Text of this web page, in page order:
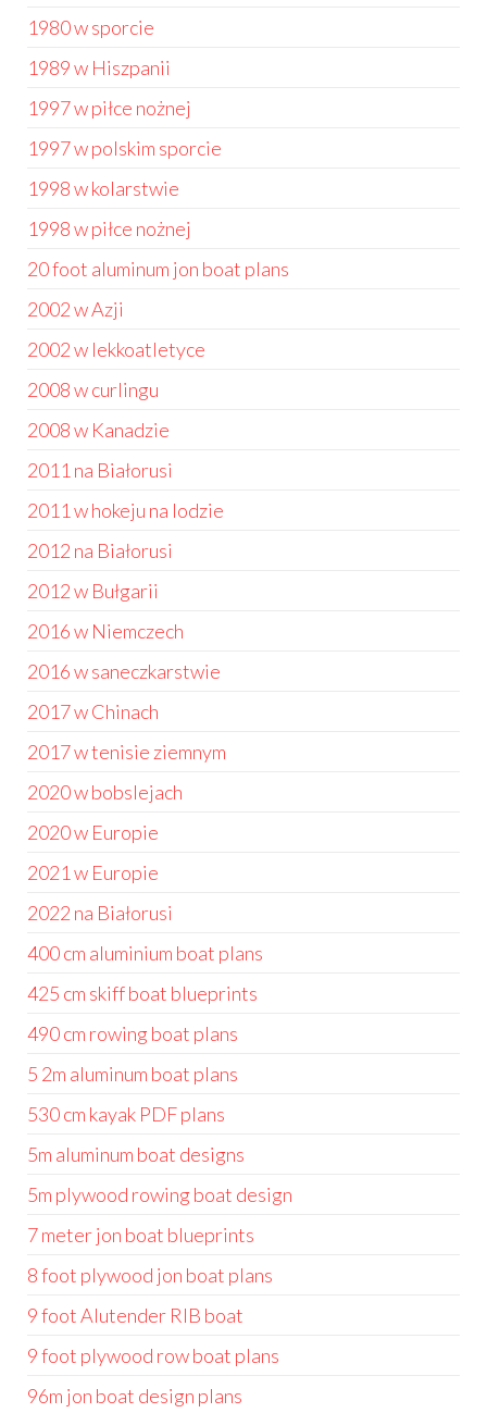
1980 w sporcie
1989 w Hiszpanii
1997 w piłce nożnej
1997 w polskim sporcie
1998 w kolarstwie
1998 w piłce nożnej
20 foot aluminum jon boat plans
2002 w Azji
2002 w lekkoatletyce
2008 w curlingu
2008 w Kanadzie
2011 na Białorusi
2011 w hokeju na lodzie
2012 na Białorusi
2012 w Bułgarii
2016 w Niemczech
2016 w saneczkarstwie
2017 w Chinach
2017 w tenisie ziemnym
2020 w bobslejach
2020 w Europie
2021 w Europie
2022 na Białorusi
400 cm aluminium boat plans
425 cm skiff boat blueprints
490 cm rowing boat plans
5 2m aluminum boat plans
530 cm kayak PDF plans
5m aluminum boat designs
5m plywood rowing boat design
7 meter jon boat blueprints
8 foot plywood jon boat plans
9 foot Alutender RIB boat
9 foot plywood row boat plans
96m jon boat design plans